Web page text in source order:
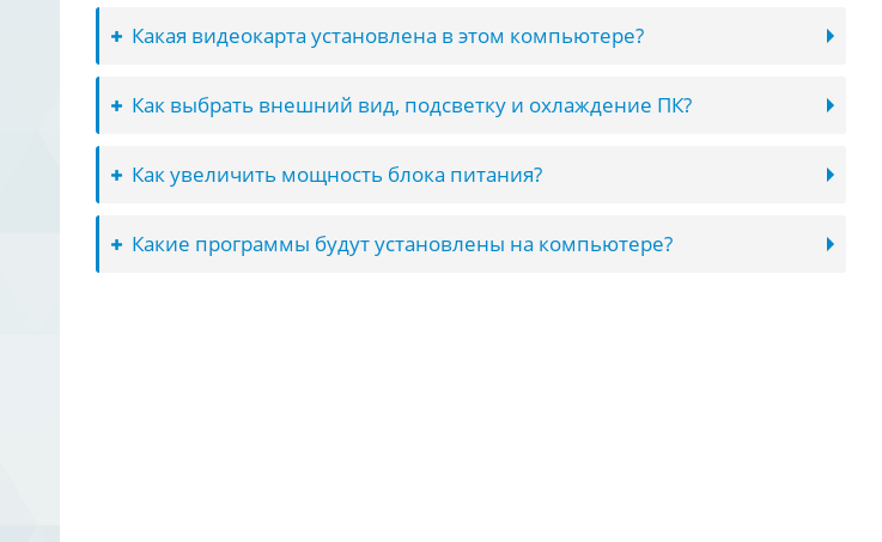
Какая видеокарта установлена в этом компьютере?
Как выбрать внешний вид, подсветку и охлаждение ПК?
Как увеличить мощность блока питания?
Какие программы будут установлены на компьютере?